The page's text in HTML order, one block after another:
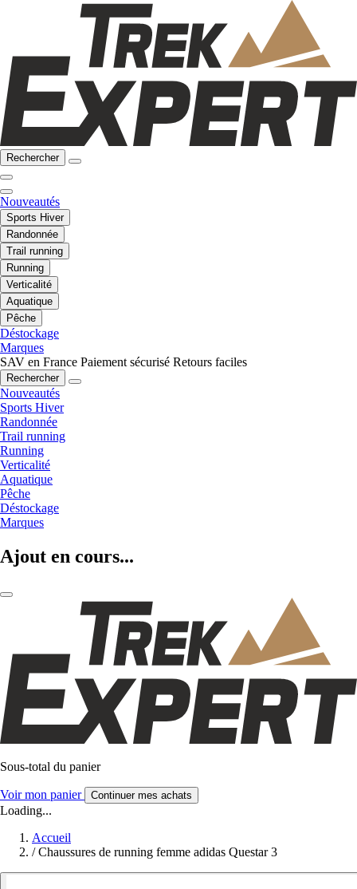
Rechercher
Nouveautés
Sports Hiver
Randonnée
Trail running
Running
Verticalité
Aquatique
Pêche
Déstockage
Marques
SAV en France Paiement sécurisé Retours faciles
Rechercher
Nouveautés
Sports Hiver
Randonnée
Trail running
Running
Verticalité
Aquatique
Pêche
Déstockage
Marques
Ajout en cours...
Sous-total du panier
Voir mon panier Continuer mes achats
Loading...
Accueil
/ Chaussures de running femme adidas Questar 3